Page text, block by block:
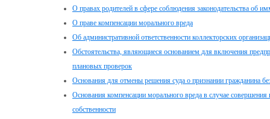
О правах родителей в сфере соблюдения законодательства об
О праве компенсации морального вреда
Об административной ответственности коллекторских
Обстоятельства, являющиеся основанием для включения
плановых проверок
Основания для отмены решения суда о признании гражданина
Основания компенсации морального вреда в случае
собственности